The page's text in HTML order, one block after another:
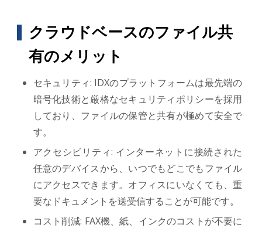
クラウドベースのファイル共
有のメリット
セキュリティ: IDXのプラットフォームは最先端の
暗号化技術と厳格なセキュリティポリシーを採用
しており、ファイルの保管と共有が極めて安全で
す。
アクセシビリティ: インターネットに接続された
任意のデバイスから、いつでもどこでもファイル
にアクセスできます。オフィスにいなくても、重
要なドキュメントを送受信することが可能です。
コスト削減: FAX機、紙、インクのコストが不要に